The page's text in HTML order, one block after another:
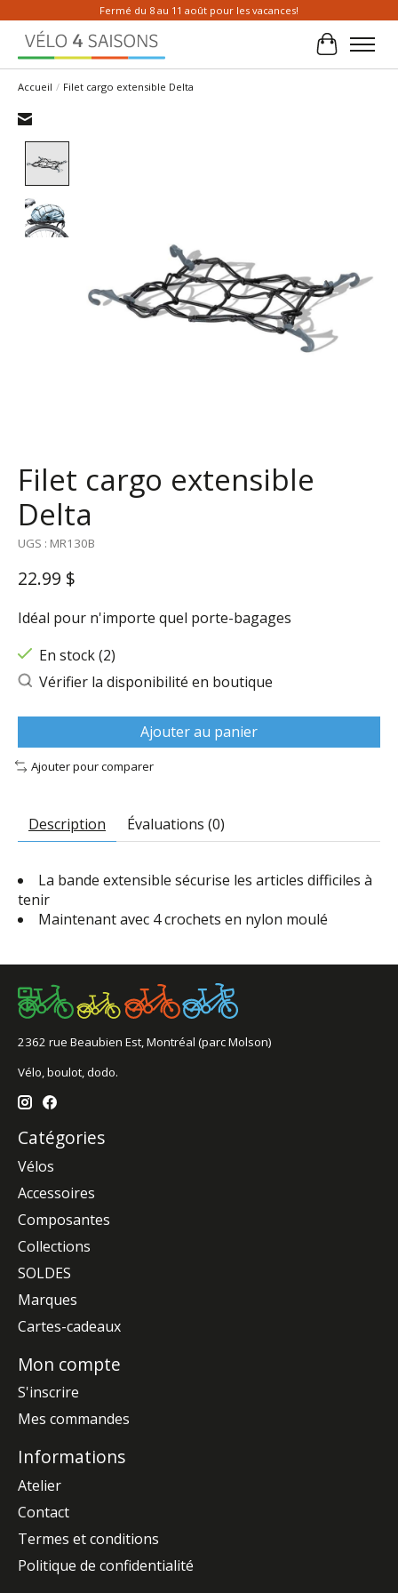
Fermé du 8 au 11 août pour les vacances!
Panier
Accueil / Filet cargo extensible Delta
Filet cargo extensible
Delta
UGS : MR130B
22.99 $
Idéal pour n'importe quel porte-bagages
En stock (2)
Vérifier la disponibilité en boutique
Ajouter au panier
Ajouter pour comparer
Description Évaluations (0)
La bande extensible sécurise les articles difficiles à
tenir
Maintenant avec 4 crochets en nylon moulé
2362 rue Beaubien Est, Montréal (parc Molson)
Vélo, boulot, dodo.
Catégories
Vélos
Accessoires
Composantes
Collections
SOLDES
Marques
Cartes-cadeaux
Mon compte
S'inscrire
Mes commandes
Informations
Atelier
Contact
Termes et conditions
Politique de confidentialité